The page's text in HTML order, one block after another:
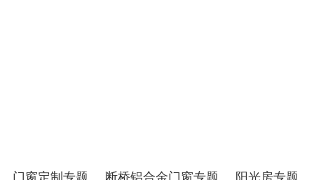
门窗定制专题 断桥铝合金门窗专题 阳光房专题